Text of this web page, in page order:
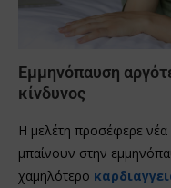
Εμμηνόπαυση
κίνδυνος
Η μελέτη προσέφερε νέα
μπαίνουν στην
χαμηλότερο